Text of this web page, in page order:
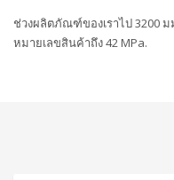
ช่วงผลิตภัณฑ์ของเราไป 3200 ม
หมายเลขสินค้าถึง 42 MPa.